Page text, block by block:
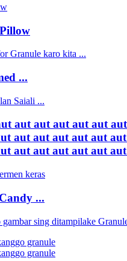
...
aut aut aut aut aut
aut aut aut aut aut
aut aut aut aut aut
...